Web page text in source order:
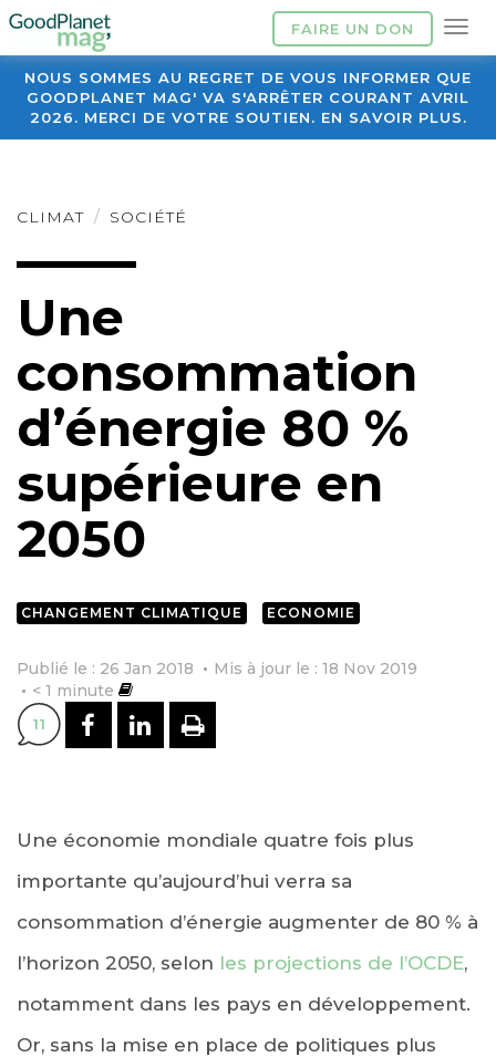
FAIRE UN DON
NOUS SOMMES AU REGRET DE VOUS INFORMER QUE
GOODPLANET MAG' VA S'ARRÊTER COURANT AVRIL
2026. MERCI DE VOTRE SOUTIEN. EN SAVOIR PLUS.
CLIMAT SOCIÉTÉ
Une
consommation
d’énergie 80 %
supérieure en
2050
CHANGEMENT CLIMATIQUE ECONOMIE
Publié le : 26 Jan 2018
Mis à jour le : 18 Nov 2019
< 1 minute
11 PARTAGER SUR FACEBOOK
PARTAGER SUR
IMPRIMER
Une économie mondiale quatre fois plus
importante qu’aujourd’hui verra sa
consommation d’énergie augmenter de 80 % à
l’horizon 2050, selon les projections de l’OCDE,
notamment dans les pays en développement.
Or, sans la mise en place de politiques plus